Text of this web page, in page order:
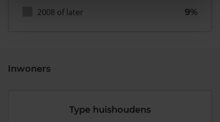
2008 of later
9%
Inwoners
Type huishoudens